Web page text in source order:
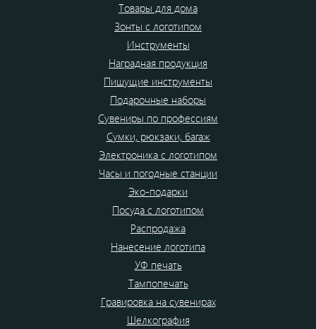
Товары для дома
Зонты с логотипом
Инструменты
Наградная продукция
Пишущие инструменты
Подарочные наборы
Сувениры по профессиям
Сумки, рюкзаки, багаж
Электроника с логотипом
Часы и погодные станции
Эко-подарки
Посуда с логотипом
Распродажа
Нанесение логотипа
УФ печать
Тампопечать
Гравировка на сувенирах
Шелкография